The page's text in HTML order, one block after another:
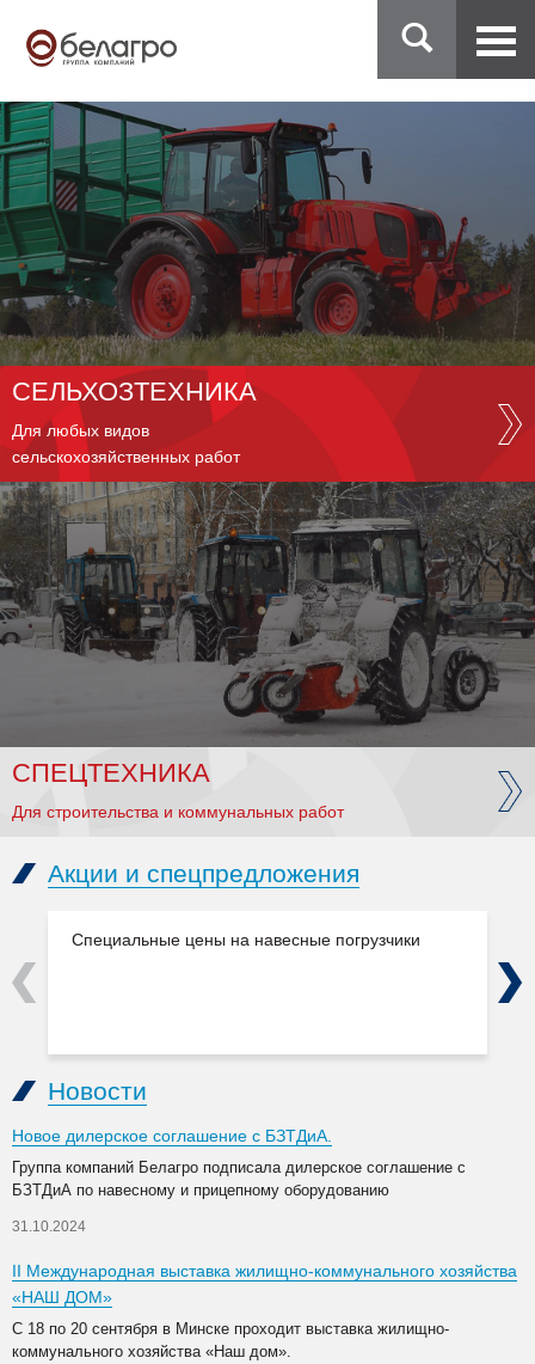
СЕЛЬХОЗТЕХНИКА
Для любых видов
сельскохозяйственных работ
СПЕЦТЕХНИКА
Для строительства и коммунальных работ
Акции и спецпредложения
Специальные цены на навесные погрузчики
Previous Next
Новости
Новое дилерское соглашение с БЗТДиА.
Группа компаний Белагро подписала дилерское соглашение с
БЗТДиА по навесному и прицепному оборудованию
31.10.2024
II Международная выставка жилищно-коммунального хозяйства
«НАШ ДОМ»
С 18 по 20 сентября в Минске проходит выставка жилищно-
коммунального хозяйства «Наш дом».